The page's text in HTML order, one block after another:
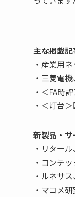
主な掲載記
・産業用
・三菱電
・＜FA時
・＜灯台
新製品・サ
・リター
・コンテ
・ルネサ
・マコメ